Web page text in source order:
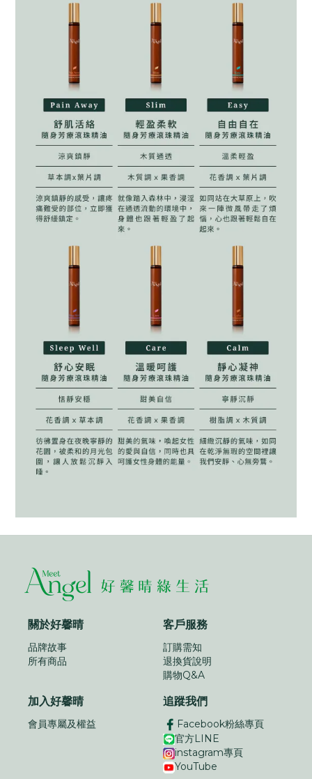
關於好馨晴
品牌故事
所有商品
客戶服務
訂購需知
退換貨說明
購物Q&A
加入好馨晴
會員專屬及權益
追蹤我們
Facebook粉絲專頁
官方LINE
instagram專頁
YouTube